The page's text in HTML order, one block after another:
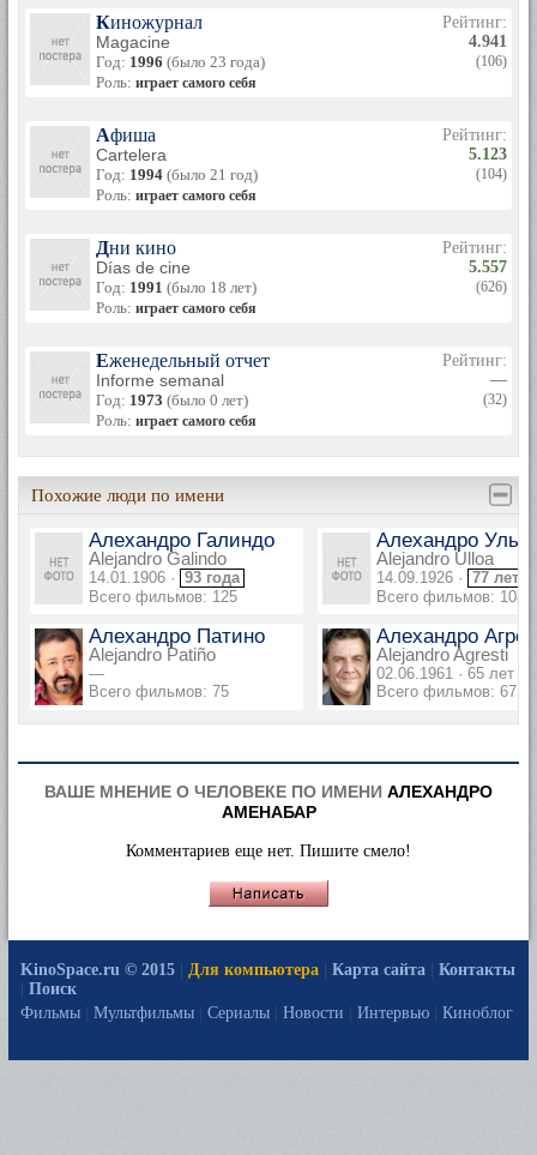
Киножурнал
Magacine
Год: 1996 (было 23 года)
Роль: играет самого себя
Рейтинг:
4.941
(106)
Афиша
Cartelera
Год: 1994 (было 21 год)
Роль: играет самого себя
Рейтинг:
5.123
(104)
Дни кино
Días de cine
Год: 1991 (было 18 лет)
Роль: играет самого себя
Рейтинг:
5.557
(626)
Еженедельный отчет
Informe semanal
Год: 1973 (было 0 лет)
Роль: играет самого себя
Рейтинг:
—
(32)
Похожие люди по имени
Алехандро Галиндо
Alejandro Galindo
14.01.1906 · 93 года
Всего фильмов: 125
Алехандро
Alejandro Ulloa
14.09.1926 · 77 лет
Всего фильмов: 108
Алехандро Патино
Alejandro Patiño
—
Всего фильмов: 75
Алехандро
Alejandro Agresti
02.06.1961 · 65 лет
Всего фильмов: 67
ВАШЕ МНЕНИЕ О ЧЕЛОВЕКЕ ПО ИМЕНИ АЛЕХАНДРО
АМЕНАБАР
Комментариев еще нет. Пишите смело!
KinoSpace.ru © 2015 Для компьютера Карта сайта
Контакты
Поиск
Фильмы
Мультфильмы Сериалы Новости Интервью Киноблог